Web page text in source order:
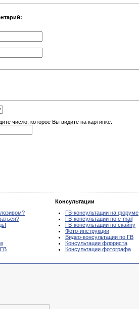
число, которое Вы видите на картинке:
Консультации
ГВ-консультации на форуме
ГВ-консультации по e-mail
ГВ-консультации по скайпу
Фото-инструкции
Видео-консультации по ГВ
Консультации флориста
Консультации фотографа